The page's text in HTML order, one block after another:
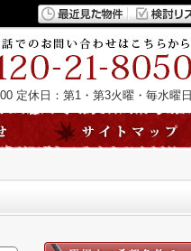
定休日：第1・第3火曜・毎水曜日